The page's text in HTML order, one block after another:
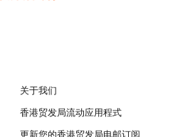
关于我们
香港贸发局流动应用程式
更新您的香港贸发局电邮订阅